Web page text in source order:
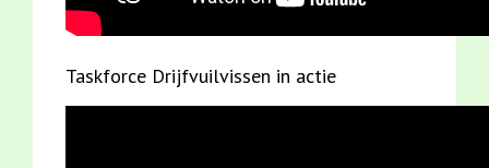
Taskforce Drijfvuilvissen in actie